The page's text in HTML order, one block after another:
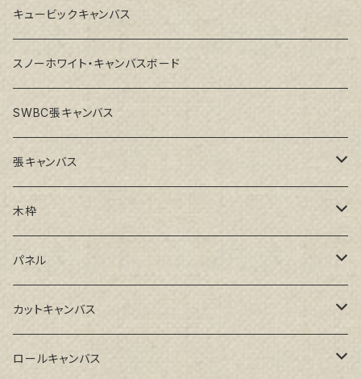
キュービックキャンバス
スノーホワイト・キャンバスボード
SWBC張キャンバス
張キャンバス
GAERA F(中細目)
GAERA BA(中荒目)
GAERA GLC(中目)
トークロ イエロー(中目)
木枠
ルーブル米杉木枠
Paulo木枠
パネル
ラワンパネル
シナパネル
カットキャンバス
GAERA F(中細目)
ロールキャンバス